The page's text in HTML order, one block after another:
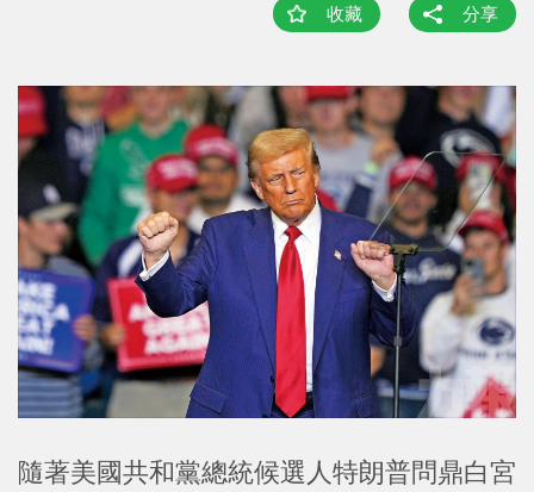
收藏 分享
隨著美國共和黨總統候選人特朗普問鼎白宮